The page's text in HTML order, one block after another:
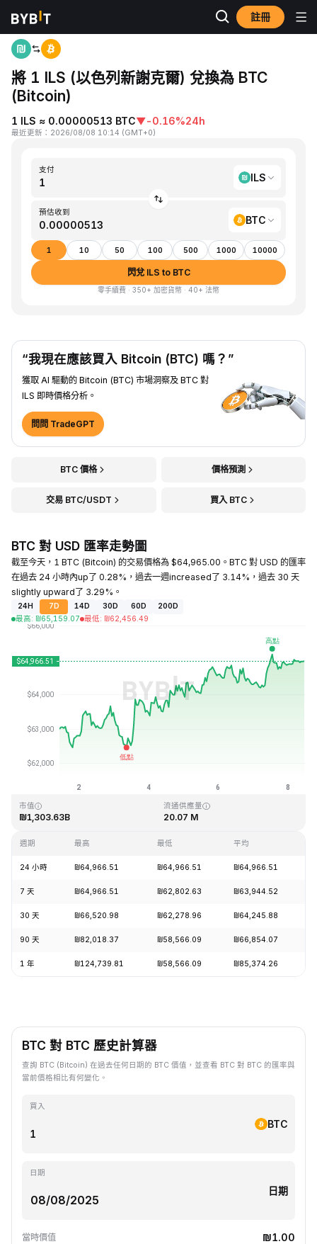
註冊
首頁 ILS to BTC
將 1 ILS (以色列新謝克爾) 兌換為 BTC
(Bitcoin)
1 ILS ≈ 0.00000513 BTC▼-0.16%24h
最近更新 ： 2026/08/08 10:14 (GMT+0)
支付
ILS
預估收到
BTC
1 10 50 100 500 1000 10000
閃兌 ILS to BTC
零手續費 · 350+ 加密貨幣 · 40+ 法幣
“我現在應該買入 Bitcoin (BTC) 嗎？”
獲取 AI 驅動的 Bitcoin (BTC) 市場洞察及 BTC 對
ILS 即時價格分析。
問問 TradeGPT
BTC 價格 價格預測
交易 BTC/USDT 買入 BTC
BTC 對 USD 匯率走勢圖
截至今天，1 BTC (Bitcoin) 的交易價格為 $64,965.00。BTC 對 USD 的匯率
在過去 24 小時內up了 0.28%，過去一週increased了 3.14%，過去 30 天
slightly upward了 3.29%。
24H 7D 14D 30D 60D
200D
最高: ₪65,159.07 最低: ₪62,456.49
最近更新時間：2026-08-08 10:14 (GMT+0)
市值
₪1,303.63B
流通供應量
20.07 M
週期 最高 最低 平均
24 小時 ₪64,966.51 ₪64,966.51 ₪64,966.51
7 天 ₪64,966.51 ₪62,802.63 ₪63,944.52
30 天 ₪66,520.98 ₪62,278.96 ₪64,245.88
90 天 ₪82,018.37 ₪58,566.09 ₪66,854.07
1 年 ₪124,739.81 ₪58,566.09 ₪85,374.26
BTC 對 BTC 歷史計算器
查詢 BTC (Bitcoin) 在過去任何日期的 BTC 價值，並查看 BTC 對 BTC 的匯率與
當前價格相比有何變化。
買入
BTC
日期
日期
當時價值 ₪1.00